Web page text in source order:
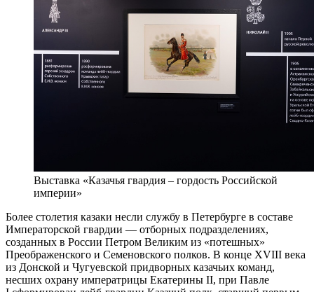
Выставка «Казачья гвардия – гордость Российской
империи»
Более столетия казаки несли службу в Петербурге в составе
Императорской гвардии — отборных подразделениях,
созданных в России Петром Великим из «потешных»
Преображенского и Семеновского полков. В конце XVIII века
из Донской и Чугуевской придворных казачьих команд,
несших охрану императрицы Екатерины II, при Павле